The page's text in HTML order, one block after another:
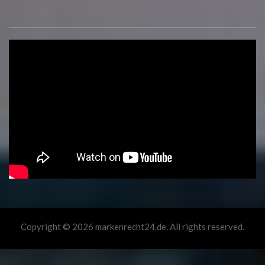
Copyright © 2026 markenrecht24.de. All rights reserved.